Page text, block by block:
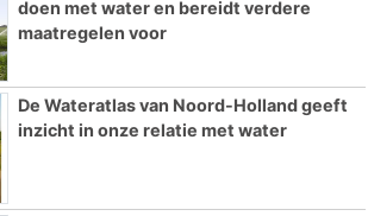
doen met water en bereidt verdere
maatregelen voor
De Wateratlas van Noord-Holland geeft
inzicht in onze relatie met water